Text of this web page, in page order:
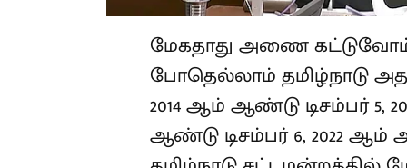
மேகதாது அணை கட்டுவோம்
போதெல்லாம் தமிழ்நாடு
2014 ஆம் ஆண்டு டிசம்பர் 5,
ஆண்டு டிசம்பர் 6, 2022 ஆம்